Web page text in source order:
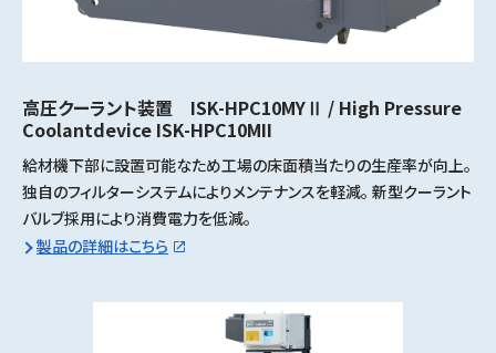
高圧クーラント装置 ISK-HPC10MYⅡ / High Pressure
Coolantdevice ISK-HPC10MII
給材機下部に設置可能なため工場の床面積当たりの生産率が向上。
独自のフィルターシステムによりメンテナンスを軽減。 新型クーラント
バルブ採用により消費電力を低減。
製品の詳細はこちら